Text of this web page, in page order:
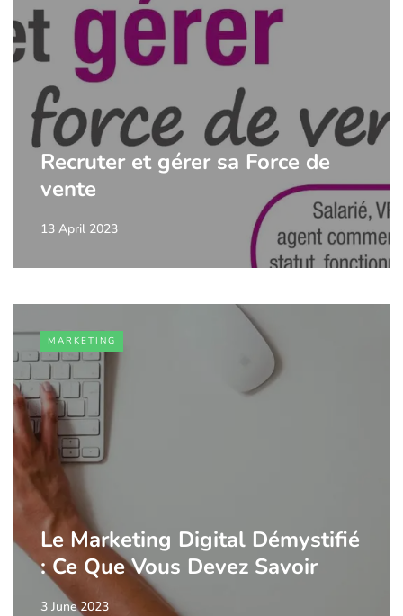
Recruter et gérer sa Force de
vente
13 April 2023
MARKETING
Le Marketing Digital Démystifié
: Ce Que Vous Devez Savoir
3 June 2023